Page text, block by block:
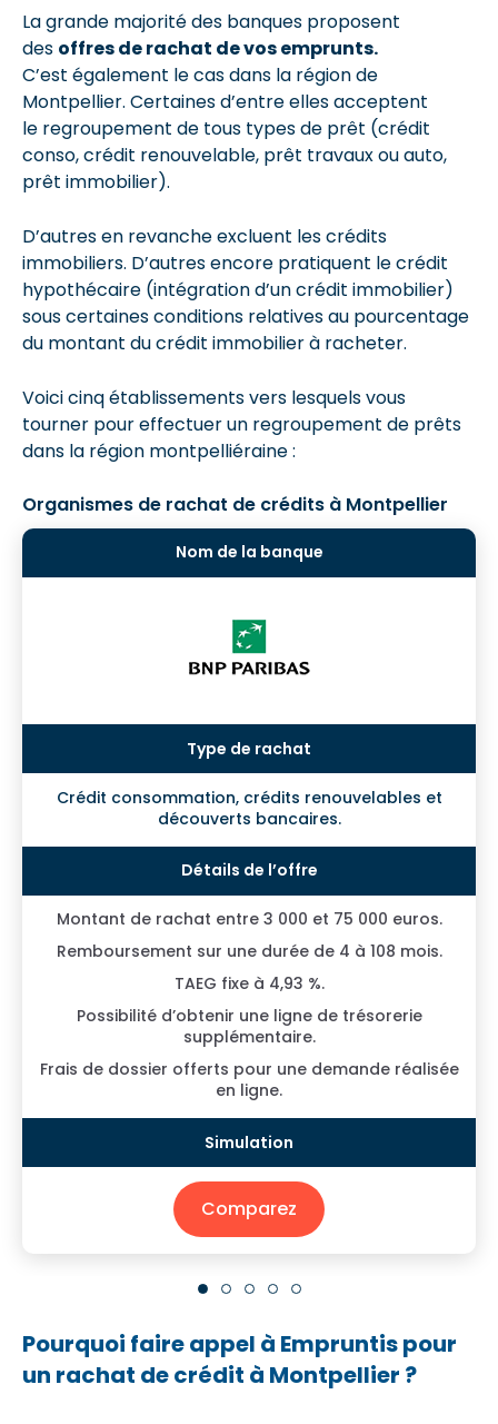
La grande majorité des banques proposent
des offres de rachat de vos emprunts.
C’est également le cas dans la région de
Montpellier. Certaines d’entre elles acceptent
le regroupement de tous types de prêt (crédit
conso, crédit renouvelable, prêt travaux ou auto,
prêt immobilier).
D’autres en revanche excluent les crédits
immobiliers. D’autres encore pratiquent le crédit
hypothécaire (intégration d’un crédit immobilier)
sous certaines conditions relatives au pourcentage
du montant du crédit immobilier à racheter.
Voici cinq établissements vers lesquels vous
tourner pour effectuer un regroupement de prêts
dans la région montpelliéraine :
Organismes de rachat de crédits à Montpellier
Crédit consommation, crédits renouvelables et
découverts bancaires.
Montant de rachat entre 3 000 et 75 000 euros.
Remboursement sur une durée de 4 à 108 mois.
TAEG fixe à 4,93 %.
Possibilité d’obtenir une ligne de trésorerie
supplémentaire.
Frais de dossier offerts pour une demande réalisée
en ligne.
Comparez
Pourquoi faire appel à Empruntis pour
un rachat de crédit à Montpellier ?